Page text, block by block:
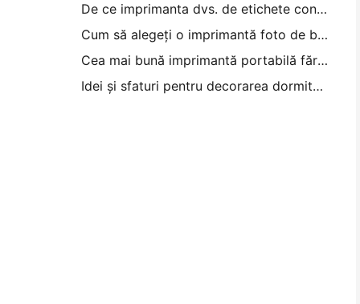
De ce imprimanta dvs. de etichete continuă să blocheze?
Cum să alegeți o imprimantă foto de buzunar: un ghid complet pentru utilizatorii de jurnal, călătorii și iPhone
Cea mai bună imprimantă portabilă fără cerneală pentru călătorii, școală și lucru mobil: Hanin MT620 Pro Review
Idei și sfaturi pentru decorarea dormitorului și a dormitorului